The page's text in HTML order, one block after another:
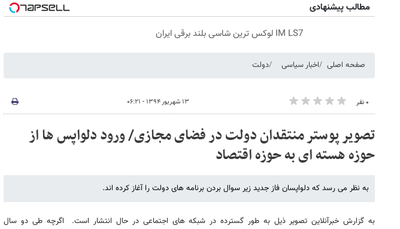
مطالب پیشنهادی
IM LS7 لوکس ترین شاسی بلند برقی ایران
صفحه اصلی اخبار سیاسی دولت
۰ نفر ۱۳ شهریور ۱۳۹۴ - ۰۶:۲۱
تصویر پوستر منتقدان دولت در فضای مجازی/ ورود دلواپس ها از
حوزه هسته ای به حوزه اقتصاد
به نظر می رسد که دلواپسان فاز جدید زیر سوال بردن برنامه های دولت را آغاز کرده اند.
به گزارش خبرآنلاین تصویر ذیل به طور گسترده در شبکه های اجتماعی در حال انتشار است. اگرچه طی دو سال